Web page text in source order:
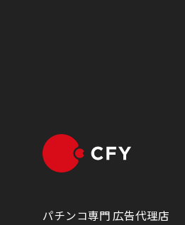
パチンコ専門 広告代理店